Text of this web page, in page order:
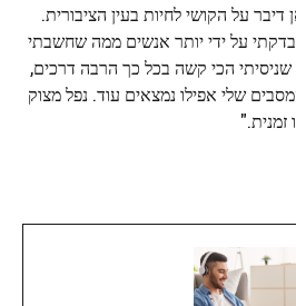
על הקושי לחיות בעין הציבורית.
על ידי יותר אנשים ממה שחשבתי
הכי קשה בכל כך הרבה דרכים,
שלי אפילו נמצאים עוד. נפל מצוק
זמנית."